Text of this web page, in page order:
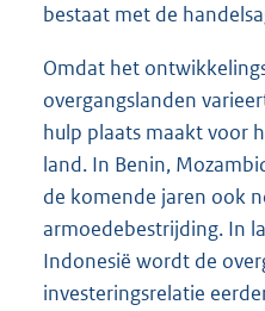
bestaat met de
Omdat het
overgangslanden
hulp plaats maakt voor
land. In Benin,
de komende jaren ook
armoedebestrijding. In
Indonesië wordt de
investeringsrelatie